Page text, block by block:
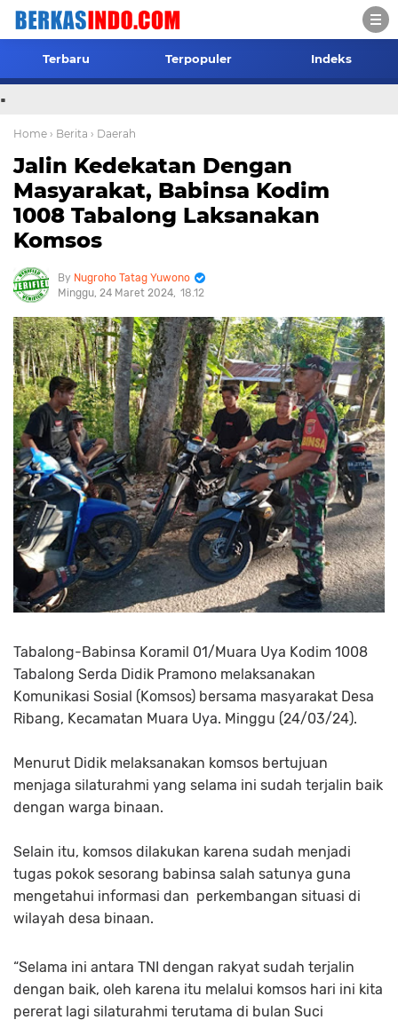
Terbaru Terpopuler Indeks
.
Home › Berita › Daerah
Jalin Kedekatan Dengan
Masyarakat, Babinsa Kodim
1008 Tabalong Laksanakan
Komsos
Nugroho Tatag Yuwono
Minggu, 24 Maret 2024 18.12
Tabalong-Babinsa Koramil 01/Muara Uya Kodim 1008
Tabalong Serda Didik Pramono melaksanakan
Komunikasi Sosial (Komsos) bersama masyarakat Desa
Ribang, Kecamatan Muara Uya. Minggu (24/03/24).
Menurut Didik melaksanakan komsos bertujuan
menjaga silaturahmi yang selama ini sudah terjalin baik
dengan warga binaan.
Selain itu, komsos dilakukan karena sudah menjadi
tugas pokok sesorang babinsa salah satunya guna
mengetahui informasi dan perkembangan situasi di
wilayah desa binaan.
“Selama ini antara TNI dengan rakyat sudah terjalin
dengan baik, oleh karena itu melalui komsos hari ini kita
pererat lagi silaturahmi terutama di bulan Suci